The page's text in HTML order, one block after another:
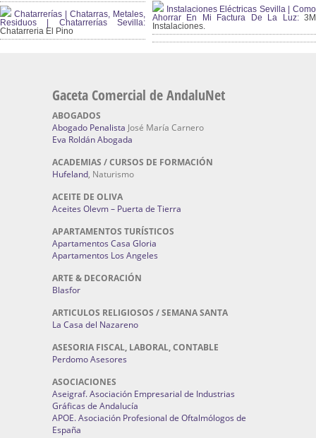
Chatarrerías | Chatarras, Metales,
Residuos | Chatarrerías Sevilla:
Chatarreria El Pino
Instalaciones Eléctricas Sevilla | Como
Ahorrar En Mi Factura De La Luz:3M
Instalaciones.
Gaceta Comercial de AndaluNet
ABOGADOS
Abogado Penalista José María Carnero
Eva Roldán Abogada
ACADEMIAS / CURSOS DE FORMACIÓN
Hufeland, Naturismo
ACEITE DE OLIVA
Aceites Olevm – Puerta de Tierra
APARTAMENTOS TURÍSTICOS
Apartamentos Casa Gloria
Apartamentos Los Angeles
ARTE & DECORACIÓN
Blasfor
ARTICULOS RELIGIOSOS / SEMANA SANTA
La Casa del Nazareno
ASESORIA FISCAL, LABORAL, CONTABLE
Perdomo Asesores
ASOCIACIONES
Aseigraf. Asociación Empresarial de Industrias
Gráficas de Andalucía
APOE. Asociación Profesional de Oftalmólogos de
España